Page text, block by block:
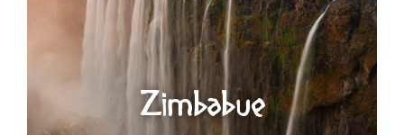
Zimbabue